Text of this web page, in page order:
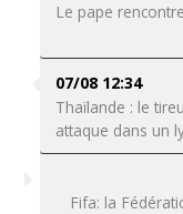
Le pape
07/08 12:34
Thaïlande : le
attaque dans un
Fifa: la